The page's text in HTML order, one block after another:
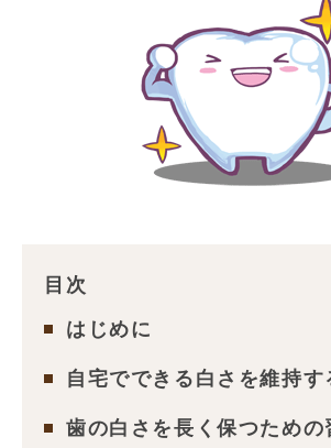
目次
はじめに
自宅でできる白さを維持す
歯の白さを長く保つための